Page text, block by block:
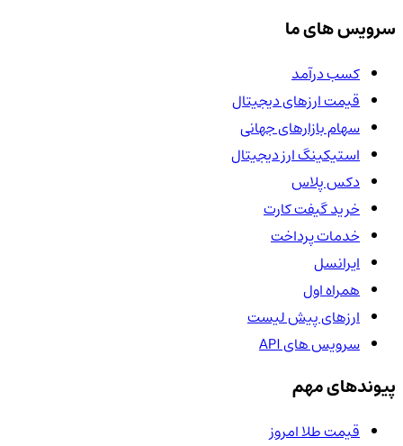
سرویس های ما
کسب درآمد
قیمت ارزهای دیجیتال
سهام بازارهای جهانی
استیکینگ ارز دیجیتال
دکس پلاس
خرید گیفت کارت
خدمات پرداخت
ایرانسل
همراه اول
ارزهای پیش لیست
سرویس های API
پیوندهای مهم
قیمت طلا امروز